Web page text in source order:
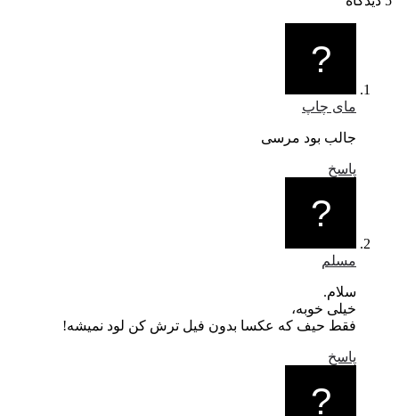
مای چاپ
جالب بود مرسی
مسلم
سلام.
خیلی خوبه،
فقط حیف که عکسا بدون فیل ترش کن لود نمیشه!